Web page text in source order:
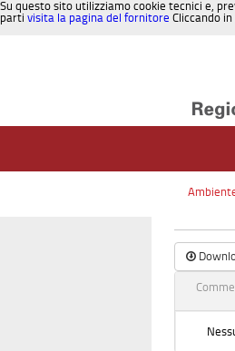
Su questo sito utilizziamo cookie tecnici e,
parti visita la pagina del fornitore Cliccando